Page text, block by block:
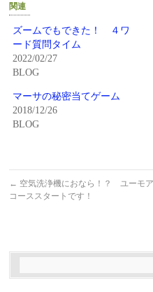
有
(新
し
い
ウ
ィ
ド
ウ
で
開
き
リ
ッ
ク
し
さ
い
(新
で
開
き
関連
ズームでもできた！ ４ワ
ード質問タイム
2022/02/27
BLOG
マーサの秘密当てゲーム
2018/12/26
BLOG
← 空気洗浄機におなら！？ ユーモア
コーススタートです！